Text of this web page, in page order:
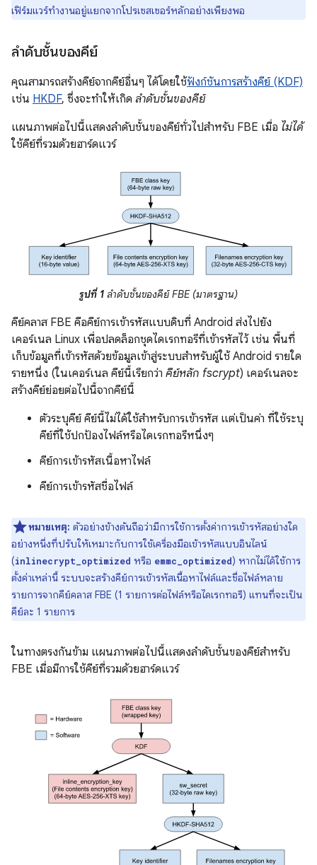
เฟิร์มแวร์ทำงานอยู่แยกจากโปรเซสเซอร์หลักอย่างเพียงพอ
ลำดับชั้นของคีย์
คุณสามารถสร้างคีย์จากคีย์อื่นๆ ได้โดยใช้ฟังก์ชันการสร้างคีย์ (KDF)
เช่น HKDF, ซึ่งจะทำให้เกิด ลำดับชั้นของคีย์
แผนภาพต่อไปนี้แสดงลำดับชั้นของคีย์ทั่วไปสำหรับ FBE เมื่อ ไม่ได้
ใช้คีย์ที่รวมด้วยฮาร์ดแวร์
รูปที่ 1 ลำดับชั้นของคีย์ FBE (มาตรฐาน)
คีย์คลาส FBE คือคีย์การเข้ารหัสแบบดิบที่ Android ส่งไปยัง
เคอร์เนล Linux เพื่อปลดล็อกชุดไดเรกทอรีที่เข้ารหัสไว้ เช่น พื้นที่
เก็บข้อมูลที่เข้ารหัสด้วยข้อมูลเข้าสู่ระบบสำหรับผู้ใช้ Android รายใด
รายหนึ่ง (ในเคอร์เนล คีย์นี้เรียกว่า คีย์หลัก fscrypt) เคอร์เนลจะ
สร้างคีย์ย่อยต่อไปนี้จากคีย์นี้
ตัวระบุคีย์ คีย์นี้ไม่ได้ใช้สำหรับการเข้ารหัส แต่เป็นค่า ที่ใช้ระบุ
คีย์ที่ใช้ปกป้องไฟล์หรือไดเรกทอรีหนึ่งๆ
คีย์การเข้ารหัสเนื้อหาไฟล์
คีย์การเข้ารหัสชื่อไฟล์
หมายเหตุ: ตัวอย่างข้างต้นถือว่ามีการใช้การตั้งค่าการเข้ารหัสอย่างใด
อย่างหนึ่งที่ปรับให้เหมาะกับการใช้เครื่องมือเข้ารหัสแบบอินไลน์
(inlinecrypt_optimized หรือ emmc_optimized) หากไม่ได้ใช้การ
ตั้งค่าเหล่านี้ ระบบจะสร้างคีย์การเข้ารหัสเนื้อหาไฟล์และชื่อไฟล์หลาย
รายการจากคีย์คลาส FBE (1 รายการต่อไฟล์หรือไดเรกทอรี) แทนที่จะเป็น
คีย์ละ 1 รายการ
ในทางตรงกันข้าม แผนภาพต่อไปนี้แสดงลำดับชั้นของคีย์สำหรับ
FBE เมื่อมีการใช้คีย์ที่รวมด้วยฮาร์ดแวร์